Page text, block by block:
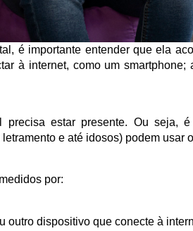
é importante entender que ela
à internet, como um
estar presente. Ou seja,
e até idosos) podem usar
por:
outro dispositivo que conecte à